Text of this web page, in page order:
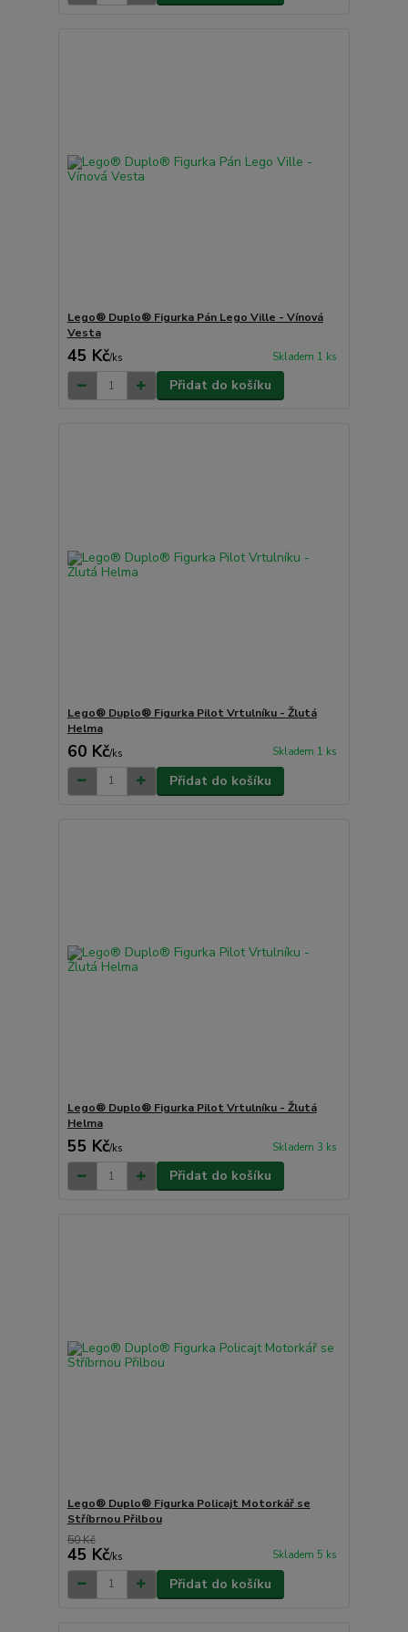
Lego® Duplo® Figurka Pán Lego Ville - Vínová
Vesta
45 Kč/ks Skladem 1 ks
Přidat do košíku
Lego® Duplo® Figurka Pilot Vrtulníku - Žlutá
Helma
60 Kč/ks Skladem 1 ks
Přidat do košíku
Lego® Duplo® Figurka Pilot Vrtulníku - Žlutá
Helma
55 Kč/ks Skladem 3 ks
Přidat do košíku
Lego® Duplo® Figurka Policajt Motorkář se
Stříbrnou Přilbou
50 Kč
45 Kč/ks Skladem 5 ks
Přidat do košíku